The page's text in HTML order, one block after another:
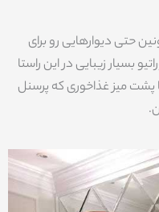
حتی دیوارهایی رو برای
بسیار زیبایی در این راستا
پشت میز غذاخوری که پرسنل